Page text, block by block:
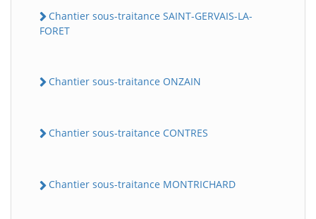
Chantier sous-traitance SAINT-GERVAIS-LA-
FORET
Chantier sous-traitance ONZAIN
Chantier sous-traitance CONTRES
Chantier sous-traitance MONTRICHARD